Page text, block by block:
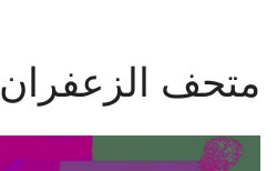
متحف الزعفران